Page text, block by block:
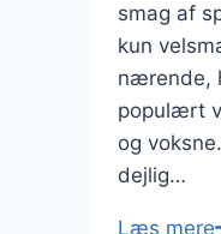
smag af
kun
nærende,
populært
og
dejlig…
Læs mere